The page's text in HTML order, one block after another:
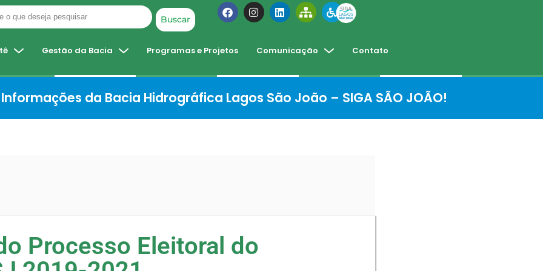
Buscar
Gestão da Bacia Programas e Projetos Comunicação Contato
da Bacia Hidrográfica Lagos São João – SIGA SÃO JOÃO!
Processo Eleitoral do